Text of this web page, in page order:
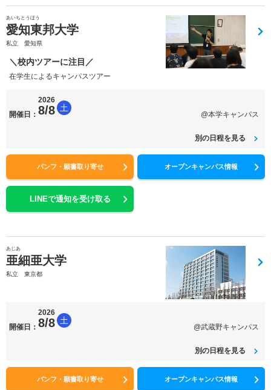
あいちとうほう
愛知東邦大学
私立 愛知県
＼校内ツアーに注目／
在学生によるキャンパスツアー
開催日：
2026
8/8 土
@本学キャンパス
別の日程を見る
パンフ・願書取り寄せ オープンキャンパス情報
LINEで通知を受け取る
あじあ
亜細亜大学
私立 東京都
開催日：
2026
8/8 土
@武蔵野キャンパス
別の日程を見る
パンフ・願書取り寄せ オープンキャンパス情報